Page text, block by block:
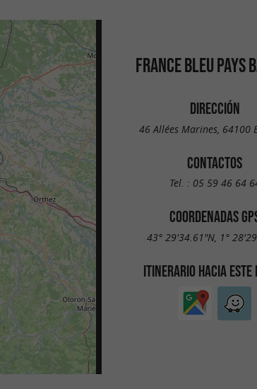
FRANCE BLEU PAYS
DIRECCIÓN
46 Allées Marines, 64100
CONTACTOS
Tel. : 05 59 46 64
COORDENADAS
43° 29'34.61"N, 1°
ITINERARIO HACIA ESTE